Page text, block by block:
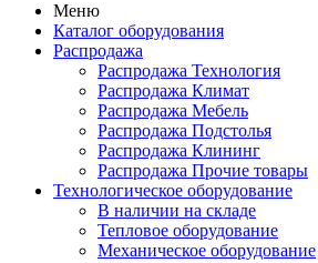
Меню
Каталог оборудования
Распродажа
Распродажа Технология
Распродажа Климат
Распродажа Мебель
Распродажа Подстолья
Распродажа Клининг
Распродажа Прочие товары
Технологическое оборудование
В наличии на складе
Тепловое оборудование
Механическое оборудование